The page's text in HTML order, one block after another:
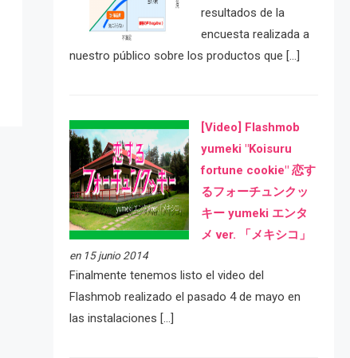
resultados de la
encuesta realizada a
nuestro público sobre los productos que […]
[Video] Flashmob
yumeki "Koisuru
fortune cookie" 恋す
るフォーチュンクッ
キー yumeki エンタ
メ ver. 「メキシコ」
en 15 junio 2014
Finalmente tenemos listo el video del
Flashmob realizado el pasado 4 de mayo en
las instalaciones […]